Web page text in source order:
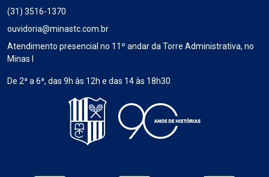
(31) 3516-1370
ouvidoria@minastc.com.br
Atendimento presencial no 11º andar da Torre Administrativa, no
Minas I
De 2ª a 6ª, das 9h às 12h e das 14 às 18h30